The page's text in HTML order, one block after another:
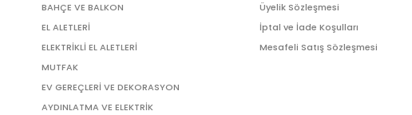
BAHÇE VE BALKON
EL ALETLERİ
ELEKTRİKLİ EL ALETLERİ
MUTFAK
EV GEREÇLERİ VE DEKORASYON
AYDINLATMA VE ELEKTRİK
Üyelik Sözleşmesi
İptal ve İade Koşulları
Mesafeli Satış Sözleşmesi